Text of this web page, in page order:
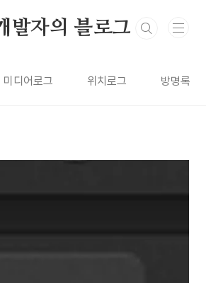
발자의 블로그
미디어로그 위치로그 방명록